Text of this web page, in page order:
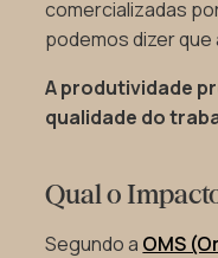
comercializadas
podemos dizer
A produtividade
qualidade do
Qual o
Segundo a OMS